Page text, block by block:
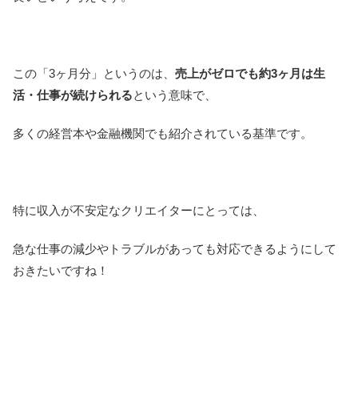
この「3ヶ月分」というのは、 売上がゼロでも約3ヶ月は生
活・仕事が続けられるという意味で、
多くの経営本や金融機関でも紹介されている基準です。
特に収入が不安定なクリエイターにとっては、
急な仕事の減少やトラブルがあっても対応できるようにして
おきたいですね！